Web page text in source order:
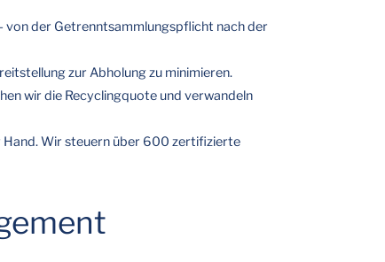
von der Getrenntsammlungspflicht nach der
zur Abholung zu minimieren.
wir die Recyclingquote und verwandeln
Hand. Wir steuern über 600 zertifizierte